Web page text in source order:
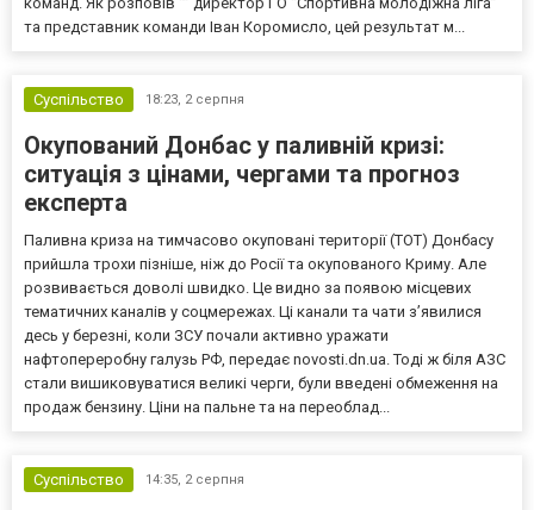
та представник команди Іван Коромисло, цей результат м...
Суспільство 18:23, 2 серпня
Окупований Донбас у паливній кризі:
ситуація з цінами, чергами та прогноз
експерта
Паливна криза на тимчасово окуповані території (ТОТ) Донбасу
прийшла трохи пізніше, ніж до Росії та окупованого Криму. Але
розвивається доволі швидко. Це видно за появою місцевих
тематичних каналів у соцмережах. Ці канали та чати з’явилися
десь у березні, коли ЗСУ почали активно уражати
нафтопереробну галузь РФ, передає novosti.dn.ua. Тоді ж біля АЗС
стали вишиковуватися великі черги, були введені обмеження на
продаж бензину. Ціни на пальне та на переоблад...
Суспільство 14:35, 2 серпня